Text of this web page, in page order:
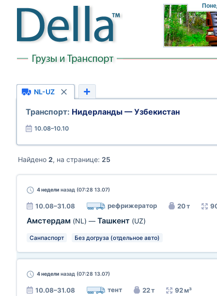
NL-UZ
Транспорт: Нидерланды — Узбекистан
10.08–10.10
Найдено 2, на странице: 25
4 недели назад (07:28 13.07)
10.08–31.08 рефрижератор 20 т
Амстердам (NL) — Ташкент (UZ)
Санпаспорт Без догруза (отдельное авто)
4 недели назад (07:28 13.07)
10.08–31.08 тент 22 т 92 м³